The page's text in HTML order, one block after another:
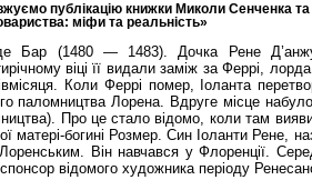
публікацію книжки Миколи Сенченка
міфи та реальність»
Бар (1480 — 1483). Дочка Рене
віці її видали заміж за Феррі,
Коли Феррі помер, Іоланта
паломництва Лорена. Вдруге місце
Про це стало відомо, коли там
матері-богині Розмер. Син Іоланти Рене,
Він навчався у Флоренції.
відомого художника періоду